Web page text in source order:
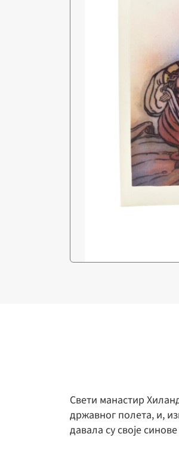
Свети манастир
државног полета, и,
давала су своје